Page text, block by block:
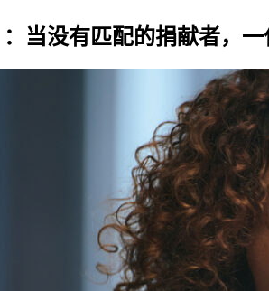
当没有匹配的捐献者，